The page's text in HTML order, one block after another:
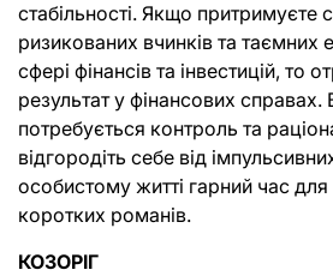
стабільності. Якщо притримуєте
ризикованих вчинків та таємних
сфері фінансів та інвестицій, то
результат у фінансових справах.
потребується контроль та
відгородіть себе від
особистому житті гарний час
коротких романів.
КОЗОРІГ